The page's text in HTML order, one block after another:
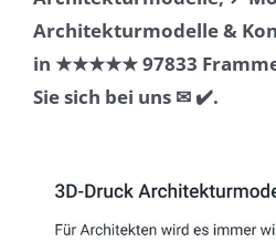
Architekturmodelle &
in ★★★★★ 97833
Sie sich bei uns ✉ ✔️.